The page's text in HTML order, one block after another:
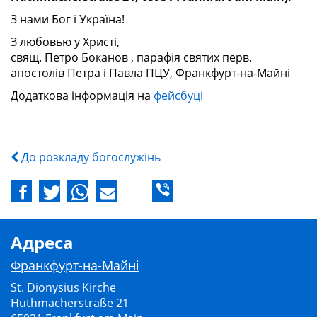
З нами Бог і Україна!
З любовью у Христі,
свящ. Петро Боканов , парафія святих перв.
апостолів Петра і Павла ПЦУ, Франкфурт-на-Майні
Додаткова інформація на фейсбуці
До розкладу богослужінь
Адреса
Франкфурт-на-Майні
St. Dionysius Kirche
Huthmacherstraße 21